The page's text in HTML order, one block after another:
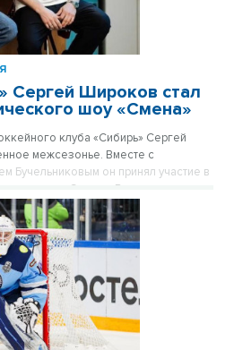
Сергей Широков стал
шоу «Смена»
клуба «Сибирь» Сергей
межсезонье. Вместе с
Бучельниковым он принял участие в
шоу «Смена». В компании
Чебаткова и Алексея Стаховича
актера, обсудил завершение
на лето.